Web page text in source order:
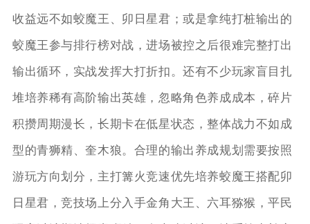
收益远不如蛟魔王、卯日星君；或是拿纯打桩输出的
蛟魔王参与排行榜对战，进场被控之后很难完整打出
输出循环，实战发挥大打折扣。还有不少玩家盲目扎
堆培养稀有高阶输出英雄，忽略角色养成成本，碎片
积攒周期漫长，长期卡在低星状态，整体战力不如成
型的青狮精、奎木狼。合理的输出养成规划需要按照
游玩方向划分，主打篝火竞速优先培养蛟魔王搭配卯
日星君，竞技场上分入手金角大王、六耳猕猴，平民